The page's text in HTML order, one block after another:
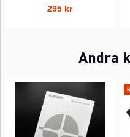
295 kr
Andra